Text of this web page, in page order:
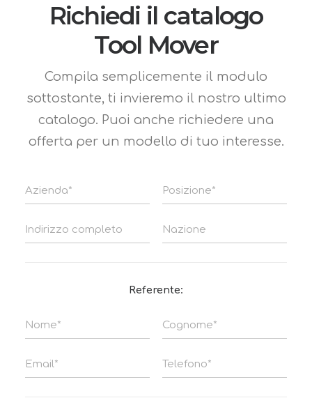
Richiedi il catalogo
Tool Mover
Compila semplicemente il modulo
sottostante, ti invieremo il nostro ultimo
catalogo. Puoi anche richiedere una
offerta per un modello di tuo interesse.
Referente: